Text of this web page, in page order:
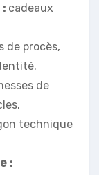
: cadeaux
de procès,
de
technique
: